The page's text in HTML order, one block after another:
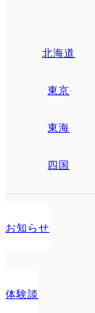
北海道
東京
東海
四国
お知らせ
体験談